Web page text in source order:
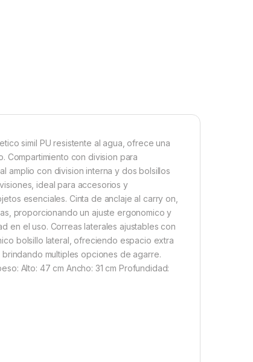
simil PU resistente al agua, ofrece una
Compartimiento con division para
amplio con division interna y dos bolsillos
ideal para accesorios y
esenciales. Cinta de anclaje al carry on,
proporcionando un ajuste ergonomico y
en el uso. Correas laterales ajustables con
bolsillo lateral, ofreciendo espacio extra
multiples opciones de agarre.
Alto: 47 cm Ancho: 31 cm Profundidad: